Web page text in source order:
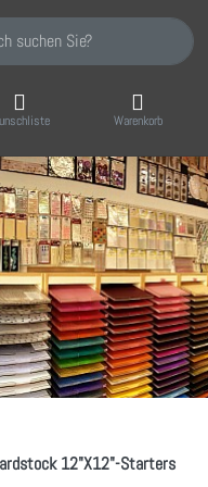
Suchbegriff ein. Während
Warenkorb
12"X12"-Starters